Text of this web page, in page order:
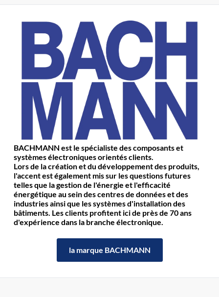
BACHMANN est le spécialiste des composants et
systèmes électroniques orientés clients.
Lors de la création et du développement des produits,
l'accent est également mis sur les questions futures
telles que la gestion de l'énergie et l'efficacité
énergétique au sein des centres de données et des
industries ainsi que les systèmes d'installation des
bâtiments. Les clients profitent ici de près de 70 ans
d'expérience dans la branche électronique.
la marque BACHMANN